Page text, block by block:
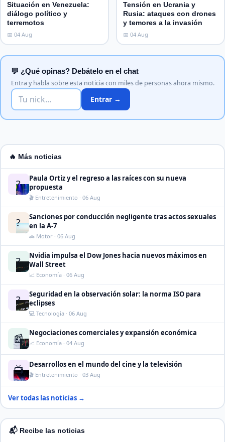
Situación en Venezuela:
diálogo político y
terremotos
📅 04 Aug
Tensión en Ucrania y
Rusia: ataques con drones
y temores a la invasión
📅 04 Aug
💬 ¿Qué opinas? Debátelo en el chat
Entra y habla sobre esta noticia con miles de personas ahora mismo.
Entrar →
🔥 Más noticias
?
Paula Ortiz y el regreso a las raíces con su nueva
propuesta
🎬 Entretenimiento · 06 Aug
?
Sanciones por conducción negligente tras actos sexuales
en la A-7
🚗 Motor · 06 Aug
?
Nvidia impulsa el Dow Jones hacia nuevos máximos en
Wall Street
📈 Economía · 06 Aug
?
Seguridad en la observación solar: la norma ISO para
eclipses
💻 Tecnología · 06 Aug
📰 Negociaciones comerciales y expansión económica
📈 Economía · 04 Aug
📺 Desarrollos en el mundo del cine y la televisión
🎬 Entretenimiento · 03 Aug
Ver todas las noticias →
📬 Recibe las noticias